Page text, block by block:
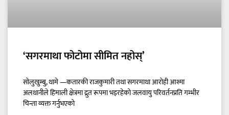
‘सगरमाथा फोटोमा सीमित नहोस्’
सोलुखुम्बु, थामे —कतारकी राजकुमारी तथा सगरमाथा आरोही आश्मा
अलथानीले हिमाली क्षेत्रमा द्रुत रूपमा भइरहेको जलवायु परिवर्तनप्रति गम्भीर
चिन्ता व्यक्त गर्नुभएको